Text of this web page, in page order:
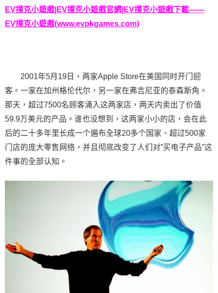
EV撲克小遊戲|EV撲克小遊戲官網|EV撲克小遊戲下載——
EV撲克小遊戲(www.evpkgames.com)
2001年5月19日，两家Apple Store在美国同时开门迎
客。一家在加州格伦代尔，另一家在弗吉尼亚的泰森斯角。
那天，超过7500名顾客涌入这两家店，两天内卖出了价值
59.9万美元的产品。谁也没想到，这两家小小的店，会在此
后的二十多年里长成一个遍布全球20多个国家、超过500家
门店的庞大零售网络，并且彻底改变了人们对”买电子产品”这
件事的全部认知。